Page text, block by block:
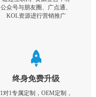
公众号与朋友圈、广点通、
KOL资源进行营销推广
终身免费升级
1对1专属定制，OEM定制，